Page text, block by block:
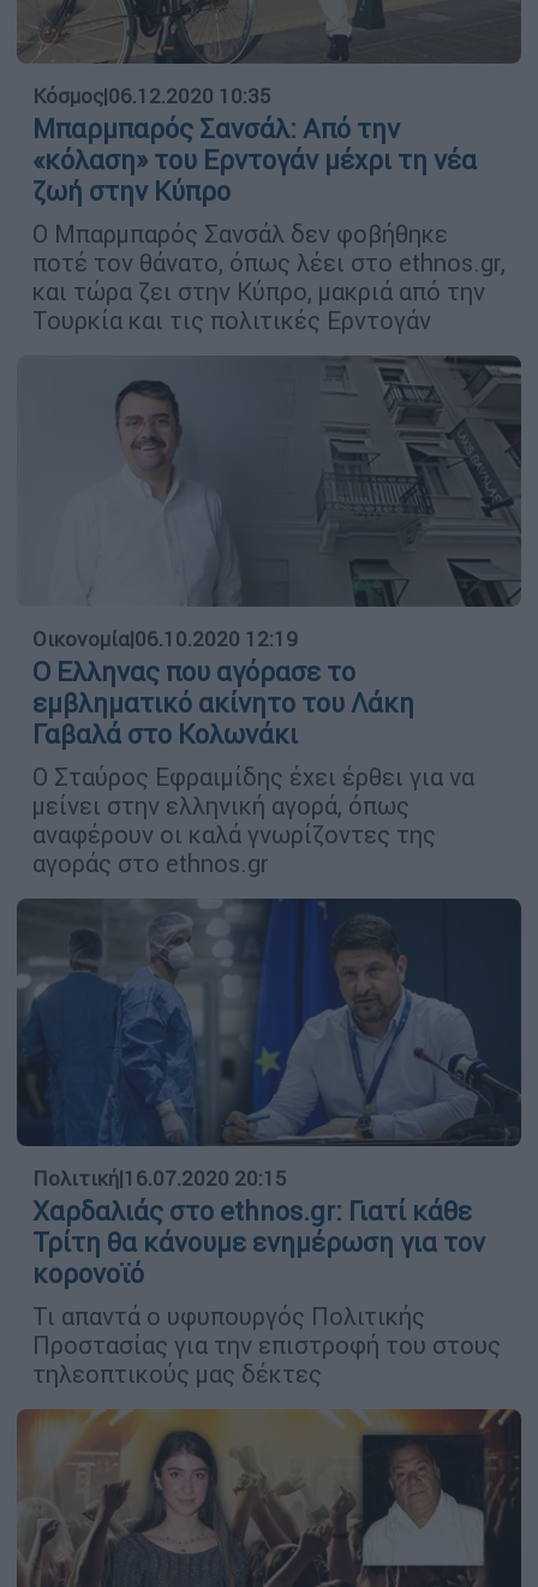
Κόσμος|06.12.2020 10:35
Μπαρμπαρός Σανσάλ: Από την
«κόλαση» του Ερντογάν μέχρι τη νέα
ζωή στην Κύπρο
Ο Μπαρμπαρός Σανσάλ δεν φοβήθηκε
ποτέ τον θάνατο, όπως λέει στο ethnos.gr,
και τώρα ζει στην Κύπρο, μακριά από την
Τουρκία και τις πολιτικές Ερντογάν
Οικονομία|06.10.2020 12:19
Ο Ελληνας που αγόρασε το
εμβληματικό ακίνητο του Λάκη
Γαβαλά στο Κολωνάκι
Ο Σταύρος Εφραιμίδης έχει έρθει για να
μείνει στην ελληνική αγορά, όπως
αναφέρουν οι καλά γνωρίζοντες της
αγοράς στο ethnos.gr
Πολιτική|16.07.2020 20:15
Χαρδαλιάς στο ethnos.gr: Γιατί κάθε
Τρίτη θα κάνουμε ενημέρωση για τον
κορονοϊό
Τι απαντά ο υφυπουργός Πολιτικής
Προστασίας για την επιστροφή του στους
τηλεοπτικούς μας δέκτες